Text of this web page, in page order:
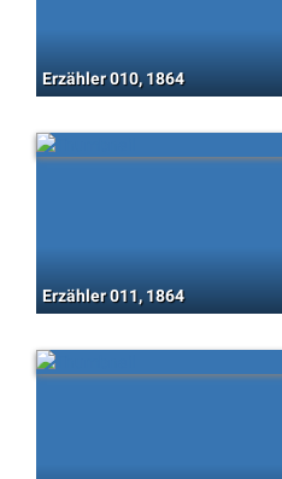
Erzähler 010, 1864
Erzähler 011, 1864